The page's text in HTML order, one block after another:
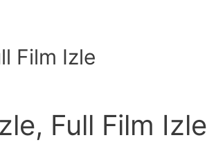
Film Izle
Full Film Izle